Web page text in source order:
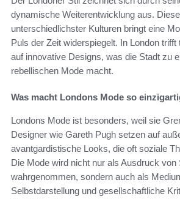
dynamische Weiterentwicklung aus.
unterschiedlichster Kulturen bringt eine
Puls der Zeit widerspiegelt. In London trifft
auf innovative Designs, was die Stadt zu
rebellischen Mode macht.
Was macht Londons Mode so
Londons Mode ist besonders, weil sie
Designer wie Gareth Pugh setzen auf
avantgardistische Looks, die oft soziale
Die Mode wird nicht nur als Ausdruck von
wahrgenommen, sondern auch als
Selbstdarstellung und gesellschaftliche